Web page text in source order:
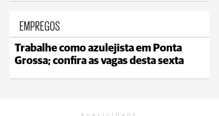
EMPREGOS
Trabalhe como azulejista em Ponta
Grossa; confira as vagas desta sexta